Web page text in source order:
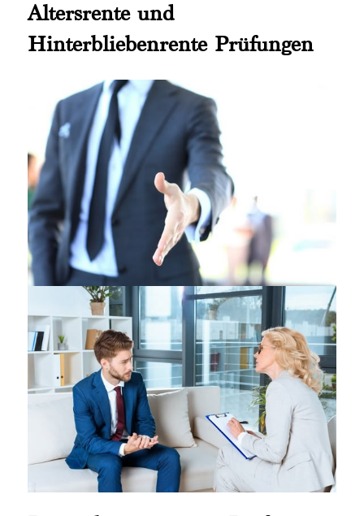
Altersrente und
Hinterbliebenrente Prüfungen